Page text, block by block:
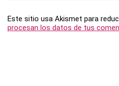
Este sitio usa Akismet para
procesan los datos de tus